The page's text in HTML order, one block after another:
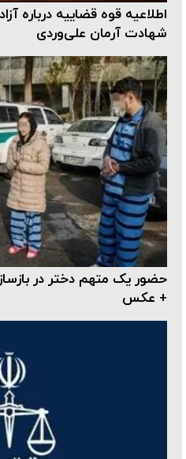
اطلاعیه قوه قضاییه درباره
شهادت آرمان علی‌وردی
حضور یک متهم دختر در
+ عکس